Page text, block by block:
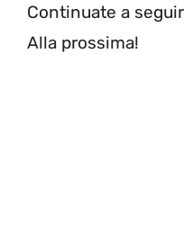
Continuate a
Alla prossima!